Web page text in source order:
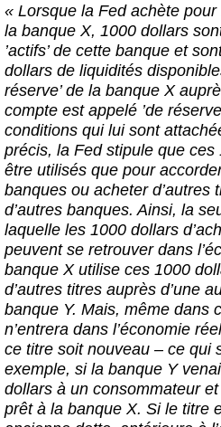
« Lorsque la Fed achète
la banque X, 1000 dollars
’actifs’ de cette banque et
dollars de liquidités
réserve’ de la banque X
compte est appelé ’de
conditions qui lui sont
précis, la Fed stipule que
être utilisés que pour
banques ou acheter d’autres
d’autres banques. Ainsi, la
laquelle les 1000 dollars
peuvent se retrouver dans
banque X utilise ces 1000
d’autres titres auprès d’une
banque Y. Mais, même dans
n’entrera dans l’économie
ce titre soit nouveau – ce qui
exemple, si la banque Y
dollars à un consommateur
prêt à la banque X. Si le titre